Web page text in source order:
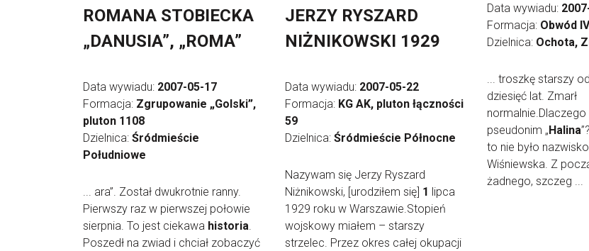
ROMANA STOBIECKA
„DANUSIA”, „ROMA”
Data wywiadu: 2007-05-17
Formacja: Zgrupowanie „Golski”,
pluton 1108
Dzielnica: Śródmieście
Południowe
... ara”. Został dwukrotnie ranny.
Pierwszy raz w pierwszej połowie
sierpnia. To jest ciekawa historia.
Poszedł na zwiad i chciał zobaczyć
JERZY RYSZARD
NIŻNIKOWSKI 1929
Data wywiadu: 2007-05-22
Formacja: KG AK, pluton łączności
59
Dzielnica: Śródmieście Północne
Nazywam się Jerzy Ryszard
Niżnikowski, [urodziłem się] 1 lipca
1929 roku w Warszawie.Stopień
wojskowy miałem – starszy
strzelec. Przez okres całej okupacji
Data wywiadu:
Formacja: Obwód
Dzielnica: Ochota,
... troszkę starszy
dziesięć lat. Zmarł
normalnie.Dlaczego
pseudonim „Halina
to nie było
Wiśniewska. Z
żadnego, szczeg ...